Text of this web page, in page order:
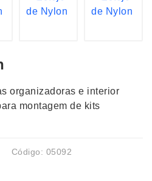
organizadoras e interior
montagem de kits
Código: 05092